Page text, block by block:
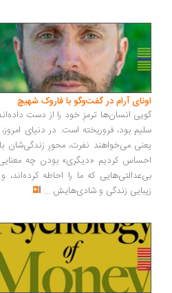
آرام در گفت‌وگو با فاروک شهیچ‭
انسان‌ها ترمزِ خود را از دست داده‌اند و آن
بود، فروریخته است. در دنیای امروز، همه
می‌خواهند نفرت، محورِ زندگی‌شان
کردیم «دیگری» بودن چه معنایی
که ما را احاطه کرده‌اند، و در
زندگی و شادی‌هایش...